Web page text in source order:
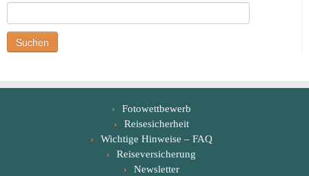
nach:
Fotowettbewerb
Reisesicherheit
Wichtige Hinweise – FAQ
Reiseversicherung
Newsletter